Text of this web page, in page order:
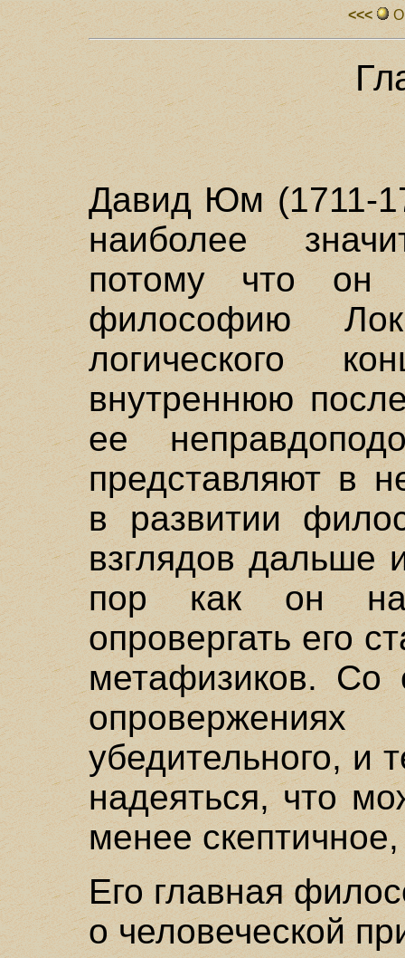
<<<
Давид Юм (1711-
наиболее
потому что он
философию
логического
внутреннюю
ее
представляют в
в развитии
взглядов дальше
пор как он
опровергать его
метафизиков. Со
убедительного, и
надеяться, что
менее
Его главная
о человеческой